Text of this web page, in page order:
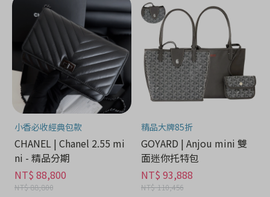
小香必收經典包款
CHANEL | Chanel 2.55 mi
ni - 精品分期
NT$ 88,800
NT$ 88,800
精品大牌85折
GOYARD | Anjou mini 雙
面迷你托特包
NT$ 93,888
NT$ 110,456